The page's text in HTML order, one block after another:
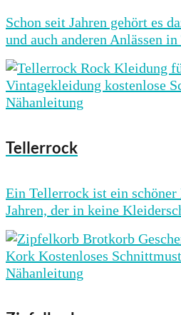
Schon seit Jahren gehört es
und auch anderen Anlässen
Tellerrock
Ein Tellerrock ist ein schöner
Jahren, der in keine